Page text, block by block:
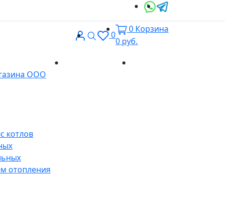
ВходПоиск
0
0 Корзина
0 руб.
ООО
котлов
отопления